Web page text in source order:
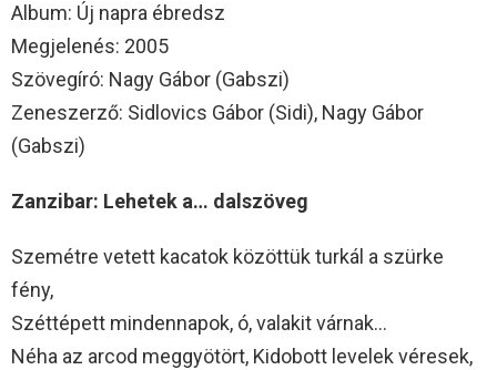
Album: Új napra ébredsz
Megjelenés: 2005
Szövegíró: Nagy Gábor (Gabszi)
Zeneszerző: Sidlovics Gábor (Sidi), Nagy Gábor
(Gabszi)
Zanzibar: Lehetek a… dalszöveg
Szemétre vetett kacatok közöttük turkál a szürke
fény,
Széttépett mindennapok, ó, valakit várnak…
Néha az arcod meggyötört, Kidobott levelek véresek,